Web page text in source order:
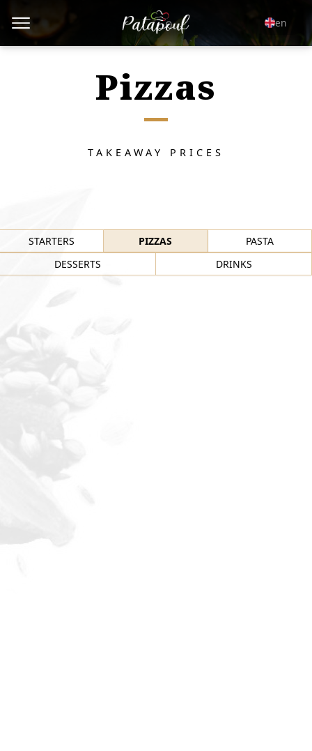
en
Pizzas
TAKEAWAY PRICES
STARTERS PIZZAS
PASTA
DESSERTS
DRINKS